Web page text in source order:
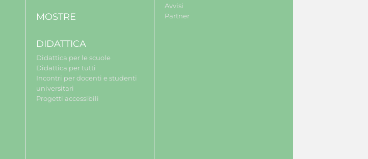
MOSTRE
DIDATTICA
Didattica per le scuole
Didattica per tutti
Incontri per docenti e studenti
universitari
Progetti accessibili
Avvisi
Partner